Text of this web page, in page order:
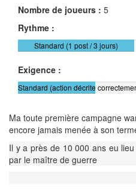
Nombre de joueurs : 5
Rythme :
Standard (1 post / 3 jours)
Exigence :
Standard (action décrite
Ma toute première campagne
encore jamais menée à son
Il y a près de 10 000 ans eu
par le maître de guerre